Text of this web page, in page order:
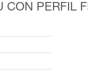
CON PERFIL